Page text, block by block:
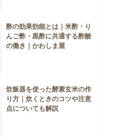
酢の効果効能とは｜米酢・り
んご酢・黒酢に共通する酢酸
の働き｜かわしま屋
炊飯器を使った酵素玄米の作
り方｜炊くときのコツや注意
点についても解説